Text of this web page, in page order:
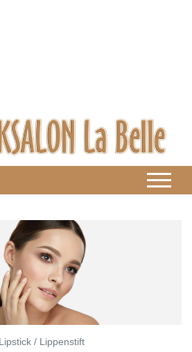
Lipstick / Lippenstift